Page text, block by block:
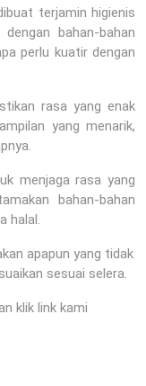
terjamin higienis
bahan-bahan
perlu kuatir dengan
rasa yang enak
yang menarik,
menjaga rasa yang
bahan-bahan
halal.
apapun yang tidak
sesuai selera.
klik link kami